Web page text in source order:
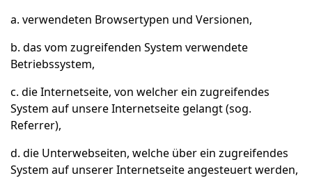
a. verwendeten Browsertypen und Versionen,
b. das vom zugreifenden System verwendete
Betriebssystem,
c. die Internetseite, von welcher ein zugreifendes
System auf unsere Internetseite gelangt (sog.
Referrer),
d. die Unterwebseiten, welche über ein zugreifendes
System auf unserer Internetseite angesteuert werden,